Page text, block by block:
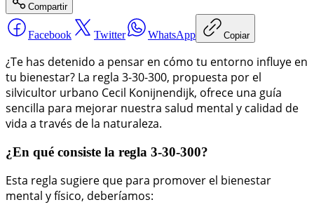
Compartir
Facebook Twitter WhatsApp Copiar
¿Te has detenido a pensar en cómo tu entorno influye en
tu bienestar? La regla 3-30-300, propuesta por el
silvicultor urbano Cecil Konijnendijk, ofrece una guía
sencilla para mejorar nuestra salud mental y calidad de
vida a través de la naturaleza.
¿En qué consiste la regla 3-30-300?
Esta regla sugiere que para promover el bienestar
mental y físico, deberíamos: